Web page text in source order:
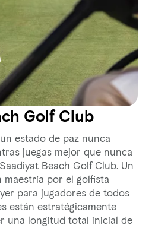
Golf Club
estado de paz nunca
juegas mejor que nunca
Beach Golf Club. Un
maestría por el golfista
para jugadores de todos
están estratégicamente
una longitud total inicial de